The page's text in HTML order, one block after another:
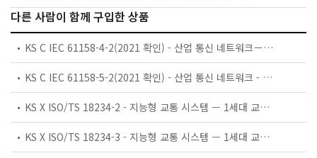
다른 사람이 함께 구입한 상품
KS C IEC 61158-4-2(2021 확인) - 산업 통신 네트워크－필드버스 규격－제4-2부：데이터 링크 계층 프로토콜 규격－유형 2 요소
KS C IEC 61158-5-2(2021 확인) - 산업 통신 네트워크 - 필드버스 규격 - 제5-2부: 응용 계층 서비스 정의 - 유형 2 요소
KS X ISO/TS 18234-2 - 지능형 교통 시스템 — 1세대 교통 프로토콜 전문가 그룹(TPEG1) 바이너리 데이터 포맷을 이용한 교통 및 여행자 정보 — 제2부: 구문, 의미 및 프레임 구조
KS X ISO/TS 18234-3 - 지능형 교통 시스템 — 1세대 교통 프로토콜 전문가 그룹(TPEG1) 바이너리 데이터 포맷을 이용한 교통 및 여행자 정보 — 제3부: 서비스 및 네트워크 정보